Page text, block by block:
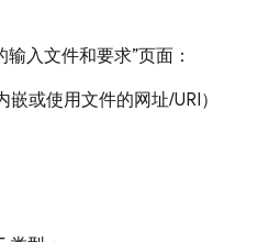
入文件和要求”页面：
嵌或使用文件的网址/URI）